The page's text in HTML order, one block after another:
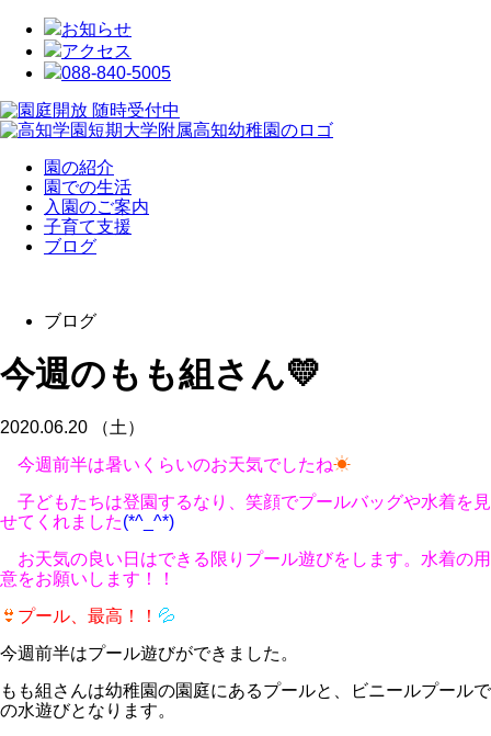
お知らせ
アクセス
088-840-5005
園の紹介
園での生活
入園のご案内
子育て支援
ブログ
ブログ
今週のもも組さん💛
2020.06.20 （土）
今週前半は暑いくらいのお天気でしたね☀
子どもたちは登園するなり、笑顔でプールバッグや水着を見
せてくれました(*^_^*)
お天気の良い日はできる限りプール遊びをします。水着の用
意をお願いします！！
👙 プール、最高！！ 💦
今週前半はプール遊びができました。
もも組さんは幼稚園の園庭にあるプールと、ビニールプールで
の水遊びとなります。